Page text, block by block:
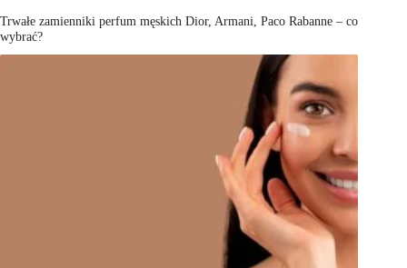
Trwałe zamienniki perfum męskich Dior, Armani, Paco Rabanne – co
wybrać?